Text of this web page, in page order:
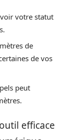
votre statut
de
de vos
peut
efficace